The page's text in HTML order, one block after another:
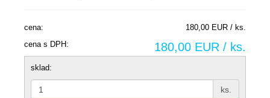
cena:
180,00 EUR / ks.
cena s DPH:
180,00 EUR / ks.
sklad:
ks.